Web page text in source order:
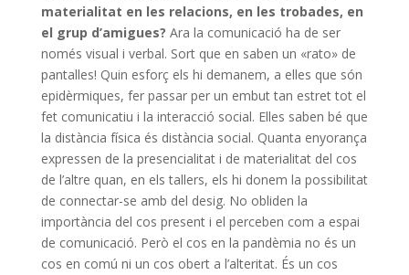
materialitat en les relacions, en les trobades, en
el grup d’amigues? Ara la comunicació ha de ser
només visual i verbal. Sort que en saben un «rato» de
pantalles! Quin esforç els hi demanem, a elles que són
epidèrmiques, fer passar per un embut tan estret tot el
fet comunicatiu i la interacció social. Elles saben bé que
la distància física és distància social. Quanta enyorança
expressen de la presencialitat i de materialitat del cos
de l’altre quan, en els tallers, els hi donem la possibilitat
de connectar-se amb del desig. No obliden la
importància del cos present i el perceben com a espai
de comunicació. Però el cos en la pandèmia no és un
cos en comú ni un cos obert a l’alteritat. És un cos